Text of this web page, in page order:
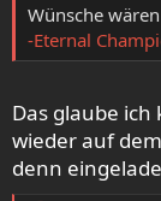
Wünsche
-Eternal
Das glaube
wieder auf
denn